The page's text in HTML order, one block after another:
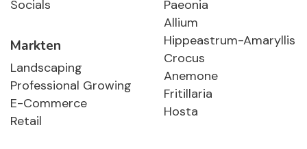
Socials
Markten
Landscaping
Professional Growing
E-Commerce
Retail
Paeonia
Allium
Hippeastrum-Amaryllis
Crocus
Anemone
Fritillaria
Hosta